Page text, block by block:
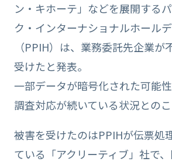
ン・キホーテ」などを展開する
ク・インターナショナルホール
（PPIH）は、業務委託先企業が
受けたと発表。
一部データが暗号化された可能性
調査対応が続いている状況とのこ
被害を受けたのはPPIHが伝票処
ている「アクリーティブ」社で